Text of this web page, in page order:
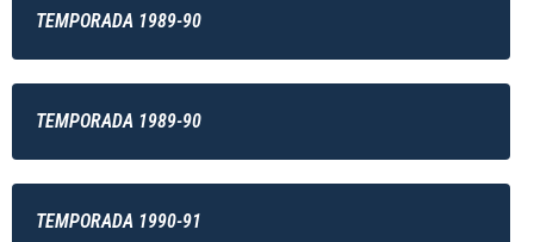
TEMPORADA 1989-90
TEMPORADA 1989-90
TEMPORADA 1990-91